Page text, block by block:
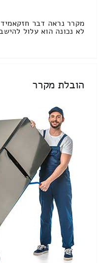
מקרר נראה דבר
לא נכונה הוא עלול
הובלת מקרר